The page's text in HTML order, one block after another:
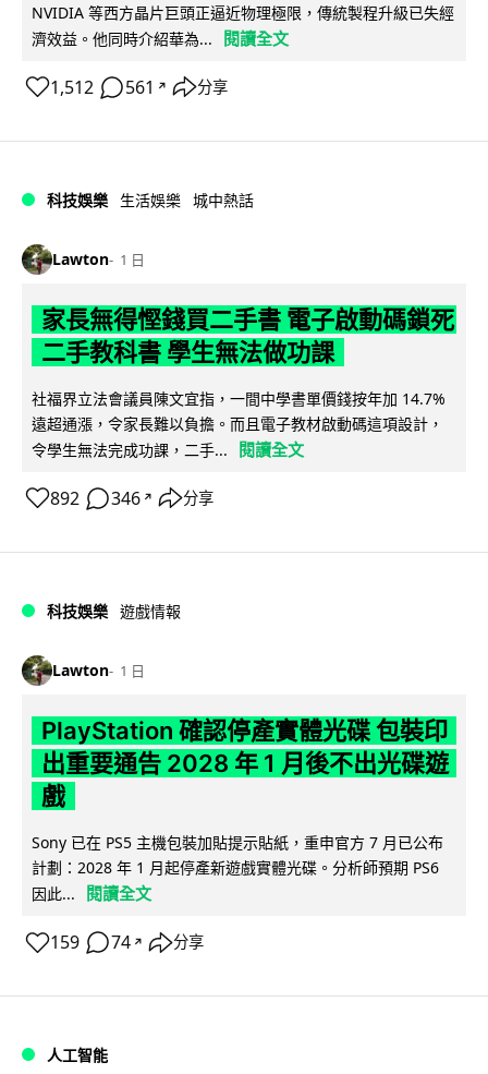
NVIDIA 等西方晶片巨頭正逼近物理極限，傳統製程升級已失經
濟效益。他同時介紹華為...
閱讀全文
1,512 561 ↗ 分享
科技娛樂 生活娛樂 城中熱話
Lawton 1 日
家長無得慳錢買二手書 電子啟動碼鎖死
二手教科書 學生無法做功課
社福界立法會議員陳文宜指，一間中學書單價錢按年加 14.7%
遠超通漲，令家長難以負擔。而且電子教材啟動碼這項設計，
令學生無法完成功課，二手...
閱讀全文
892 346 ↗ 分享
科技娛樂 遊戲情報
Lawton 1 日
PlayStation 確認停產實體光碟 包裝印
出重要通告 2028 年 1 月後不出光碟遊
戲
Sony 已在 PS5 主機包裝加貼提示貼紙，重申官方 7 月已公布
計劃：2028 年 1 月起停產新遊戲實體光碟。分析師預期 PS6
因此...
閱讀全文
159 74 ↗ 分享
人工智能